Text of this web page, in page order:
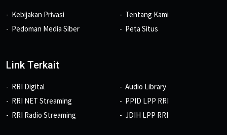
Kebijakan Privasi
Pedoman Media Siber
Tentang Kami
Peta Situs
Link Terkait
RRI Digital
RRI NET Streaming
RRI Radio Streaming
Audio Library
PPID LPP RRI
JDIH LPP RRI